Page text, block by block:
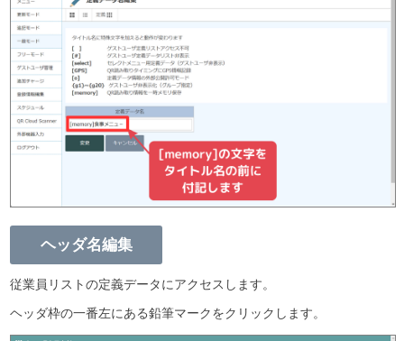
ヘッダ名編集
従業員リストの定義データにアクセスします。
ヘッダ枠の一番左にある鉛筆マークをクリックします。